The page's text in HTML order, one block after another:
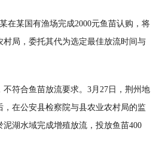
在某国有渔场完成2000元鱼苗认购，将
局，委托其代为选定最佳放流时间与
符合鱼苗放流要求。3月27日，荆州地
，在公安县检察院与县农业农村局的监
湖水域完成增殖放流，投放鱼苗400